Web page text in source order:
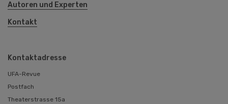
Autoren und Experten
Kontakt
Kontaktadresse
UFA-Revue
Postfach
Theaterstrasse 15a